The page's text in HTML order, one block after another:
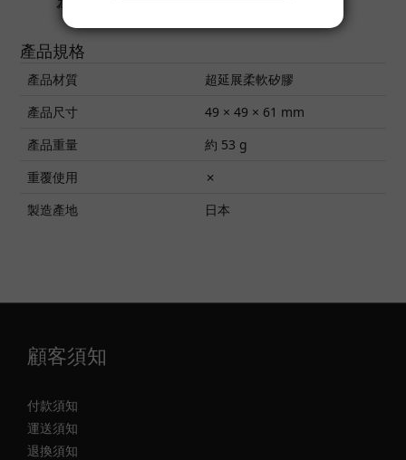
產品規格
產品材質
超延展柔軟矽膠
產品尺寸
49 × 49 × 61 mm
產品重量
約 53 g
重覆使用
✗
製造產地
日本
顧客須知
付款須知
運送須知
退換須知